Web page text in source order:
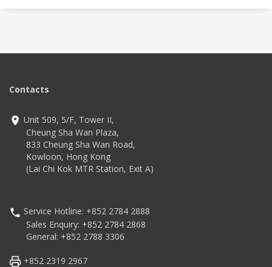
Contacts
Unit 509, 5/F, Tower II,
Cheung Sha Wan Plaza,
833 Cheung Sha Wan Road,
Kowloon, Hong Kong
(Lai Chi Kok MTR Station, Exit A)
Service Hotline: +852 2784 2888
Sales Enquiry: +852 2784 2868
General: +852 2788 3306
+852 2319 2967